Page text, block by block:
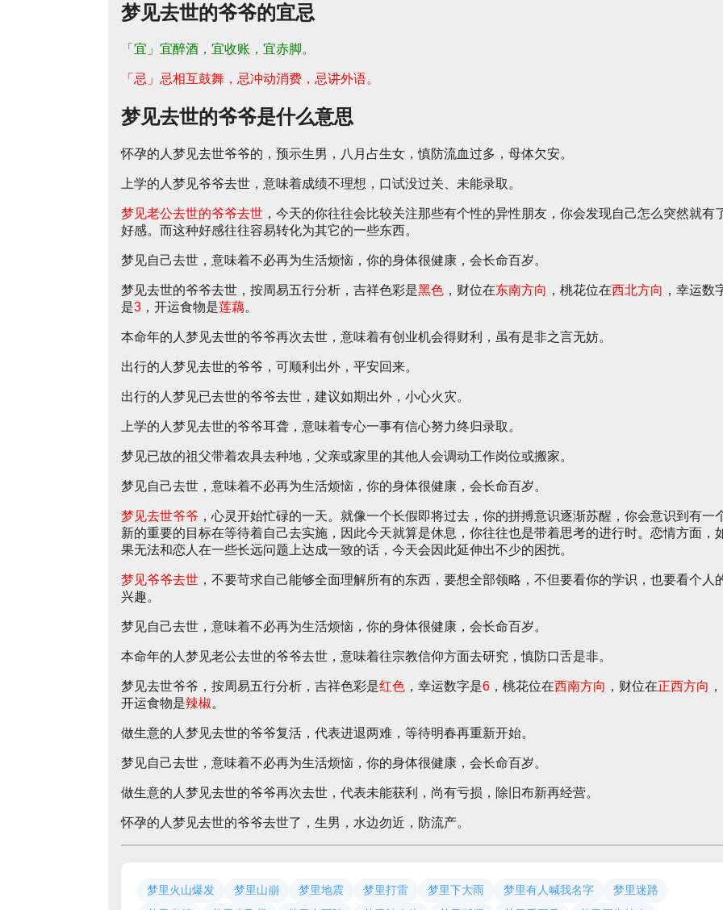
梦见去世的爷爷的宜忌
「宜」宜醉酒，宜收账，宜赤脚。
「忌」忌相互鼓舞，忌冲动消费，忌讲外语。
梦见去世的爷爷是什么意思
怀孕的人梦见去世爷爷的，预示生男，八月占生女，慎防流血过多，母体欠安。
上学的人梦见爷爷去世，意味着成绩不理想，口试没过关、未能录取。
梦见老公去世的爷爷去世 ，今天的你往往会比较关注那些有个性的异性朋友，你会发现自己怎么突然就有
好感。而这种好感往往容易转化为其它的一些东西。
梦见自己去世，意味着不必再为生活烦恼，你的身体很健康，会长命百岁。
梦见去世的爷爷去世，按周易五行分析，吉祥色彩是黑色 ，财位在东南方向 ，桃花位在西北方向 ，幸运数
是3 ，开运食物是莲藕。
本命年的人梦见去世的爷爷再次去世，意味着有创业机会得财利，虽有是非之言无妨。
出行的人梦见去世的爷爷，可顺利出外，平安回来。
出行的人梦见已去世的爷爷去世，建议如期出外，小心火灾。
上学的人梦见去世的爷爷耳聋，意味着专心一事有信心努力终归录取。
梦见已故的祖父带着农具去种地，父亲或家里的其他人会调动工作岗位或搬家。
梦见自己去世，意味着不必再为生活烦恼，你的身体很健康，会长命百岁。
梦见去世爷爷 ，心灵开始忙碌的一天。就像一个长假即将过去，你的拼搏意识逐渐苏醒，你会意识到有一
新的重要的目标在等待着自己去实施，因此今天就算是休息，你往往也是带着思考的进行时。恋情方面，
果无法和恋人在一些长远问题上达成一致的话，今天会因此延伸出不少的困扰。
梦见爷爷去世 ，不要苛求自己能够全面理解所有的东西，要想全部领略，不但要看你的学识，也要看个人
兴趣。
梦见自己去世，意味着不必再为生活烦恼，你的身体很健康，会长命百岁。
本命年的人梦见老公去世的爷爷去世，意味着往宗教信仰方面去研究，慎防口舌是非。
梦见去世爷爷，按周易五行分析，吉祥色彩是红色 ，幸运数字是6 ，桃花位在西南方向 ，财位在正西方向 ，
开运食物是辣椒。
做生意的人梦见去世的爷爷复活，代表进退两难，等待明春再重新开始。
梦见自己去世，意味着不必再为生活烦恼，你的身体很健康，会长命百岁。
做生意的人梦见去世的爷爷再次去世，代表未能获利，尚有亏损，除旧布新再经营。
怀孕的人梦见去世的爷爷去世了，生男，水边勿近，防流产。
梦里火山爆发 梦里山崩 梦里地震 梦里打雷 梦里下大雨 梦里有人喊我名字
梦里迷路